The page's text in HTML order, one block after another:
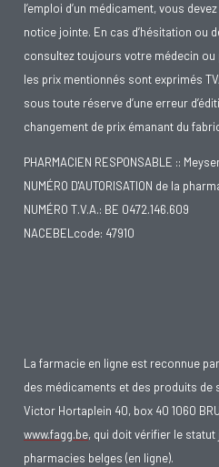
l’emploi d’un médicament, vous
notice jointe. En cas d’hésitation ou
consultez toujours votre médecin ou
les prix mentionnés sont exprimés
sous toute réserve d’une erreur
changement de prix émanant du
PHARMACIEN RESPONSABLE ::
NUMÉRO D'AUTORISATION de la
NUMÉRO T.V.A.: BE 0472.146.609
NACEBELcode: 47910
La farmacie en ligne est reconnue
des médicaments et des produits de
Victor Hortaplein 40, box 40 1060
www.fagg.be, qui doit vérifier le statut
pharmacies belges (en ligne).